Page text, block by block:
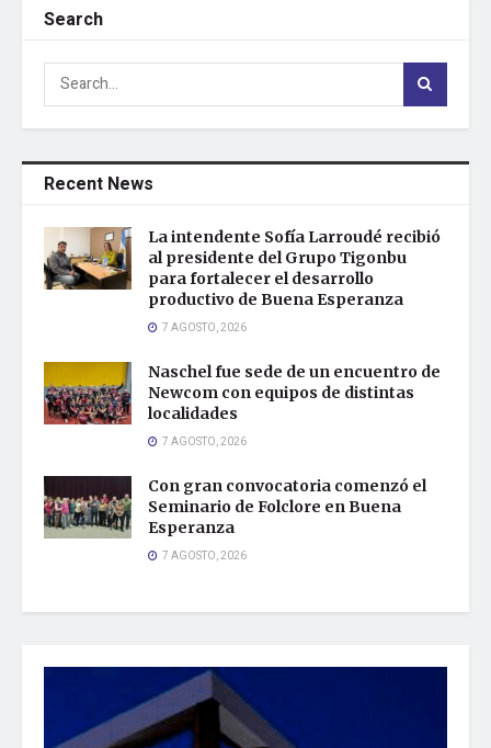
Search
Recent News
La intendente Sofía Larroudé recibió
al presidente del Grupo Tigonbu
para fortalecer el desarrollo
productivo de Buena Esperanza
7 AGOSTO, 2026
Naschel fue sede de un encuentro de
Newcom con equipos de distintas
localidades
7 AGOSTO, 2026
Con gran convocatoria comenzó el
Seminario de Folclore en Buena
Esperanza
7 AGOSTO, 2026